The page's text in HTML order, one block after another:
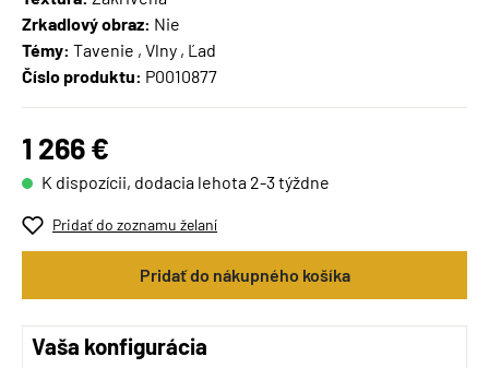
Zrkadlový obraz: Nie
Témy: Tavenie , Vlny , Ľad
Číslo produktu: P0010877
1 266 €
K dispozícii, dodacia lehota 2-3 týždne
Pridať do zoznamu želaní
Pridať do nákupného košíka
Vaša konfigurácia